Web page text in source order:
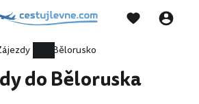
Bělorusko
do Běloruska